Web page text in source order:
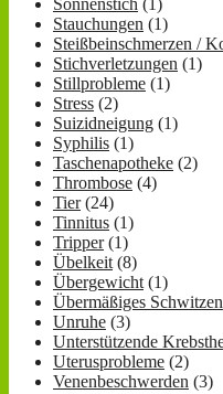
Sonnenstich (1)
Stauchungen (1)
Steißbeinschmerzen /
Stichverletzungen (1)
Stillprobleme (1)
Stress (2)
Suizidneigung (1)
Syphilis (1)
Taschenapotheke (2)
Thrombose (4)
Tier(24)
Tinnitus (1)
Tripper(1)
Übelkeit (8)
Übergewicht (1)
Übermäßiges Schwitzen
Unruhe (3)
Unterstützende
Uterusprobleme (2)
Venenbeschwerden (3)